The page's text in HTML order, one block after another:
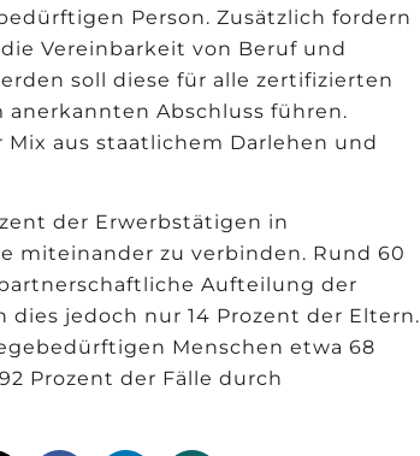
Person. Zusätzlich fordern
Vereinbarkeit von Beruf und
soll diese für alle zertifizierten
Abschluss führen.
aus staatlichem Darlehen und
der Erwerbstätigen in
miteinander zu verbinden. Rund 60
Aufteilung der
jedoch nur 14 Prozent der Eltern.
Menschen etwa 68
Prozent der Fälle durch